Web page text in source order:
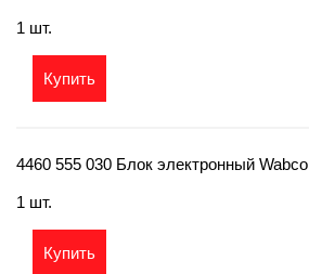
1 шт.
Купить
4460 555 030 Блок электронный Wabco
1 шт.
Купить